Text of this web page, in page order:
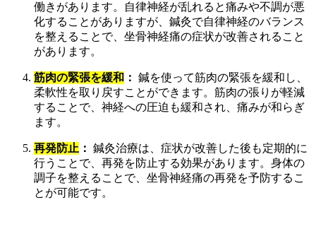
働きがあります。自律神経が乱れると痛みや不調が悪
化することがありますが、鍼灸で自律神経のバランス
を整えることで、坐骨神経痛の症状が改善されること
があります。
筋肉の緊張を緩和 ： 鍼を使って筋肉の緊張を緩和し、
柔軟性を取り戻すことができます。筋肉の張りが軽減
することで、神経への圧迫も緩和され、痛みが和らぎ
ます。
再発防止 ： 鍼灸治療は、症状が改善した後も定期的に
行うことで、再発を防止する効果があります。身体の
調子を整えることで、坐骨神経痛の再発を予防するこ
とが可能です。